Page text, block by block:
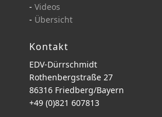
- Videos
- Übersicht
Kontakt
EDV-Dürrschmidt
Rothenbergstraße 27
86316 Friedberg/Bayern
+49 (0)821 607813